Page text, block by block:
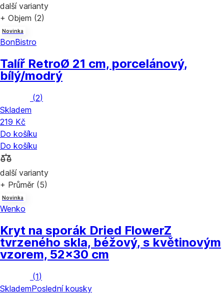
další varianty
+ Objem (2)
Novinka
BonBistro
Talíř RetroØ 21 cm, porcelánový,
bílý/modrý
(2)
Skladem
219 Kč
Do košíku
Do košíku
další varianty
+ Průměr (5)
Novinka
Wenko
Kryt na sporák Dried FlowerZ
tvrzeného skla, béžový, s květinovým
vzorem, 52x30 cm
(1)
SklademPoslední kousky